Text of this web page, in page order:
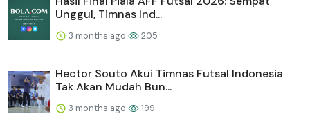
Unggul, Timnas Ind...
3 months ago 205
Hector Souto Akui Timnas Futsal Indonesia
Tak Akan Mudah Bun...
3 months ago 199